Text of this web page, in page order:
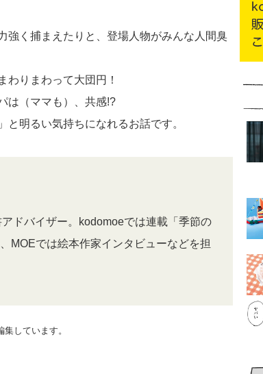
強く捕まえたりと、登場人物がみんな人間臭
わりまわって大団円！
は（ママも）、共感!?
明るい気持ちになれるお話です。
ドバイザー。kodomoeでは連載「季節の
MOEでは絵本作家インタビューなどを担
しています。